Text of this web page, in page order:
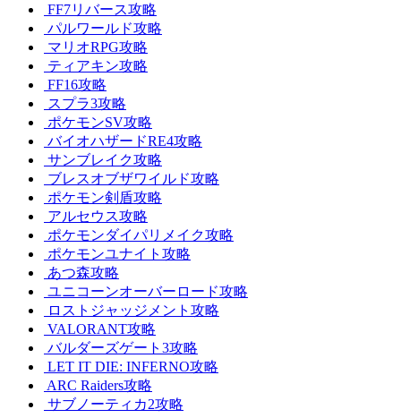
FF7リバース攻略
パルワールド攻略
マリオRPG攻略
ティアキン攻略
FF16攻略
スプラ3攻略
ポケモンSV攻略
バイオハザードRE4攻略
サンブレイク攻略
ブレスオブザワイルド攻略
ポケモン剣盾攻略
アルセウス攻略
ポケモンダイパリメイク攻略
ポケモンユナイト攻略
あつ森攻略
ユニコーンオーバーロード攻略
ロストジャッジメント攻略
VALORANT攻略
バルダーズゲート3攻略
LET IT DIE: INFERNO攻略
ARC Raiders攻略
サブノーティカ2攻略